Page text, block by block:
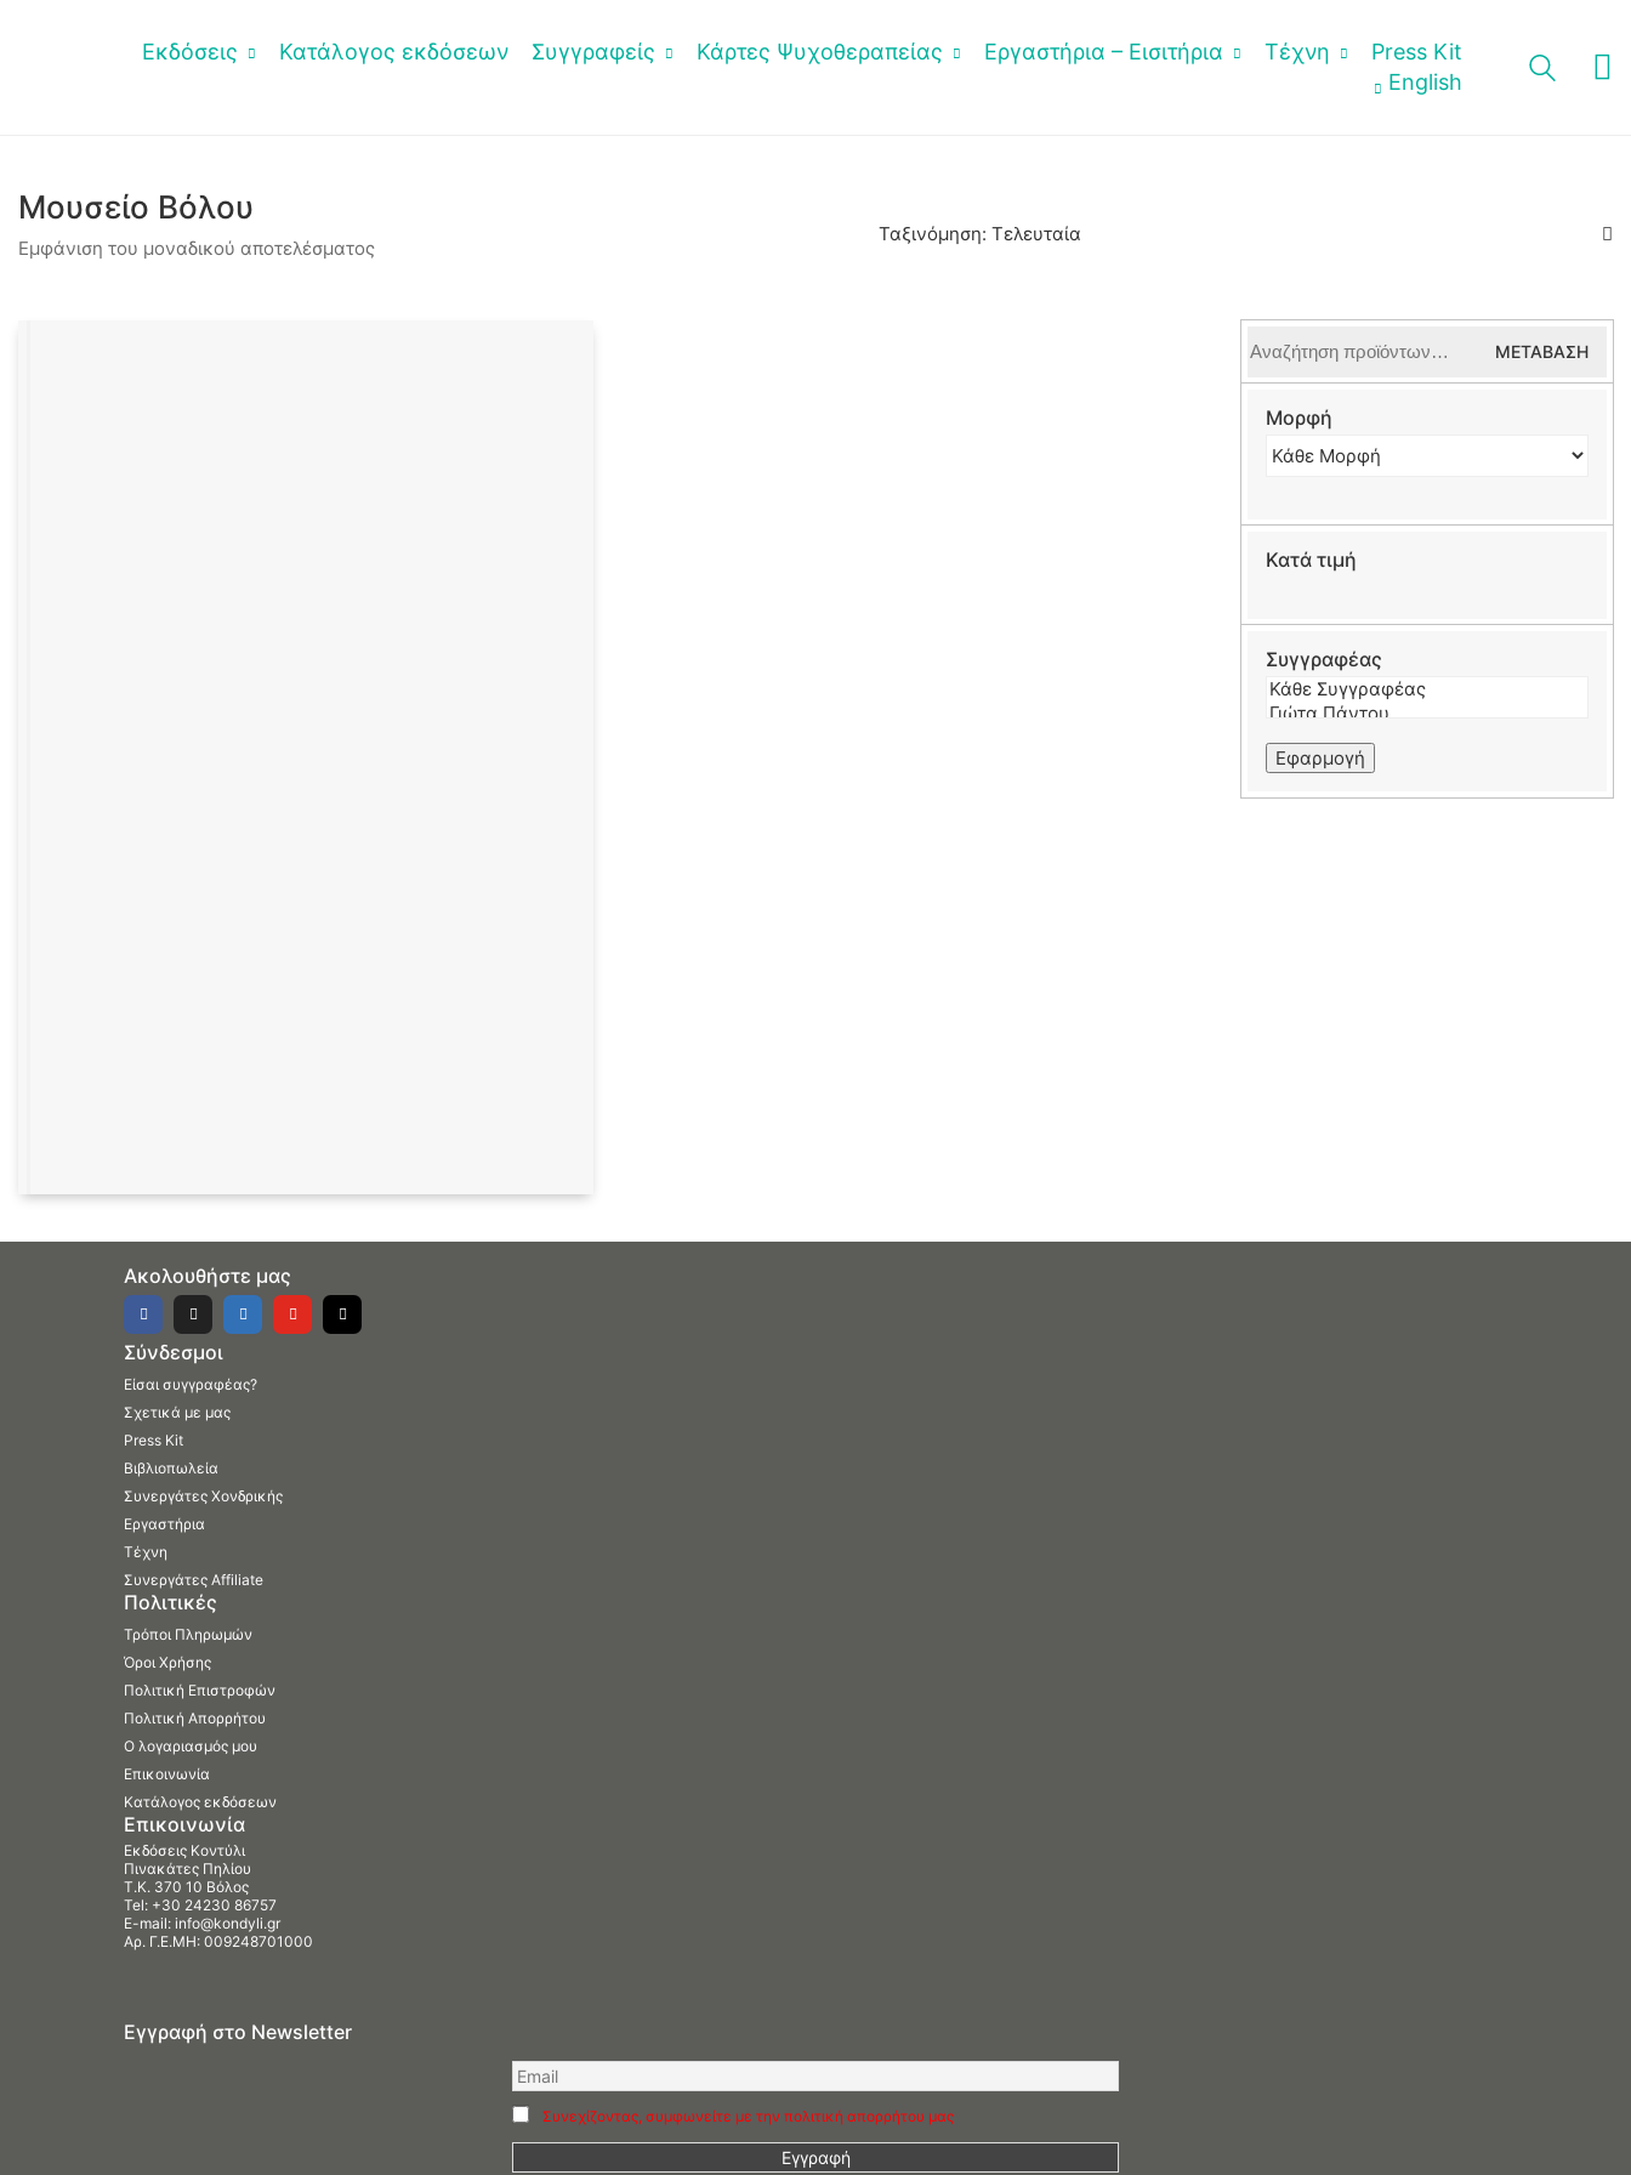
Εκδόσεις Κατάλογος εκδόσεων Συγγραφείς Κάρτες Ψυχοθεραπείας Εργαστήρια – Εισιτήρια Τέχνη
Press Kit
English
Μουσείο Βόλου
Εμφάνιση του μοναδικού αποτελέσματος
Ταξινόμηση: Τελευταία
για:
ΜΕΤΆΒΑΣΗ
Μορφή
Κατά τιμή
Συγγραφέας
Εφαρμογή
Ακολουθήστε μας
Σύνδεσμοι
Είσαι συγγραφέας?
Σχετικά με μας
Press Kit
Βιβλιοπωλεία
Συνεργάτες Χονδρικής
Εργαστήρια
Τέχνη
Συνεργάτες Affiliate
Πολιτικές
Τρόποι Πληρωμών
Όροι Χρήσης
Πολιτική Επιστροφών
Πολιτική Απορρήτου
Ο λογαριασμός μου
Επικοινωνία
Κατάλογος εκδόσεων
Επικοινωνία
Εκδόσεις Κοντύλι
Πινακάτες Πηλίου
Τ.Κ. 370 10 Βόλος
Tel: +30 24230 86757
E-mail: info@kondyli.gr
Αρ. Γ.Ε.ΜΗ: 009248701000
Εγγραφή στο Newsletter
Συνεχίζοντας, συμφωνείτε με την πολιτική απορρήτου μας